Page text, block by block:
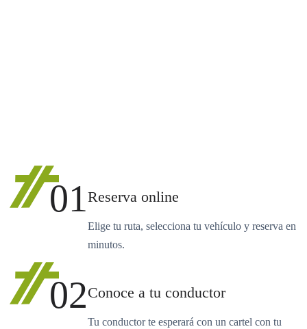
01Reserva online
Elige tu ruta, selecciona tu vehículo y reserva en
minutos.
02Conoce a tu conductor
Tu conductor te esperará con un cartel con tu